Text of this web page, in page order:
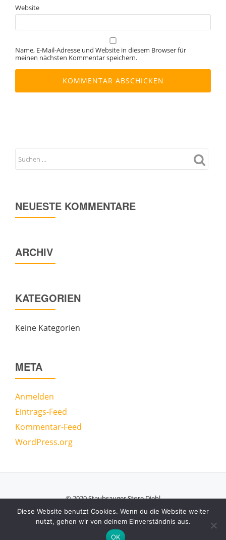
Website
Name, E-Mail-Adresse und Website in diesem Browser für
meinen nächsten Kommentar speichern.
NEUESTE KOMMENTARE
ARCHIV
KATEGORIEN
Keine Kategorien
META
Anmelden
Eintrags-Feed
Kommentar-Feed
WordPress.org
© 2020 Staubsauger Store Diehl
Secondary
Menu Azera Shoppowered byWordPress
Diese Website benutzt Cookies. Wenn du die Website weiter
nutzt, gehen wir von deinem Einverständnis aus.
OK